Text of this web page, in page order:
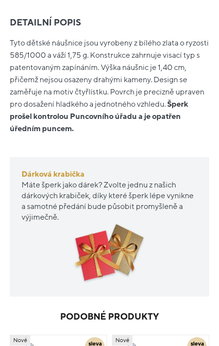
DETAILNÍ POPIS
Tyto dětské náušnice jsou vyrobeny z bílého zlata o ryzosti
585/1000 a váží 1,75 g. Konstrukce zahrnuje visací typ s
patentovaným zapínáním. Výška náušnic je 1,40 cm,
přičemž nejsou osazeny drahými kameny. Design se
zaměřuje na motiv čtyřlístku. Povrch je precizně upraven
pro dosažení hladkého a jednotného vzhledu.Šperk
prošel kontrolou Puncovního úřadu a je opatřen
úředním puncem.
Dárková krabička
Máte šperk jako dárek? Zvolte jednu z našich
dárkových krabiček, díky které šperk lépe vynikne
a samotné předání bude působit promyšleně a
výjimečně.
PODOBNÉ PRODUKTY
sleva
Nové
sleva
Nové